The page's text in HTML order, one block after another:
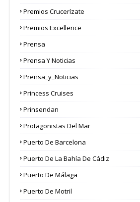
Premios Crucerízate
Premios Excellence
Prensa
Prensa Y Noticias
Prensa_y_Noticias
Princess Cruises
Prinsendan
Protagonistas Del Mar
Puerto De Barcelona
Puerto De La Bahía De Cádiz
Puerto De Málaga
Puerto De Motril